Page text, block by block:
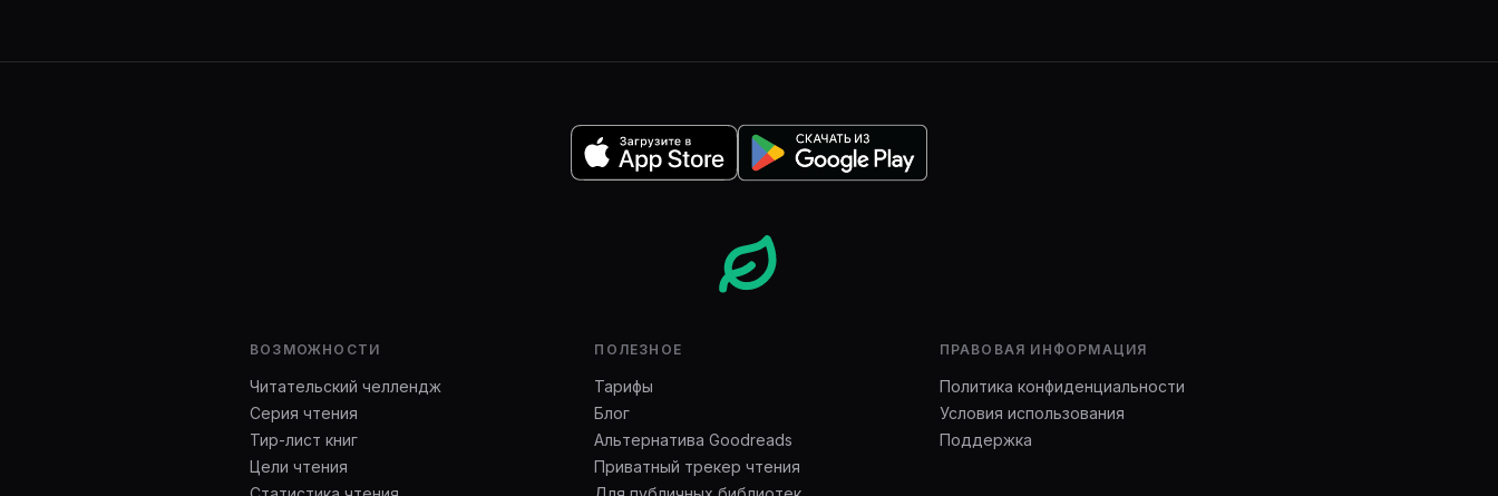
ВОЗМОЖНОСТИ
Читательский челлендж
Серия чтения
Тир-лист книг
Цели чтения
ПОЛЕЗНОЕ
Тарифы
Блог
Альтернатива Goodreads
Приватный трекер чтения
ПРАВОВАЯ ИНФОРМАЦИЯ
Политика конфиденциальности
Условия использования
Поддержка